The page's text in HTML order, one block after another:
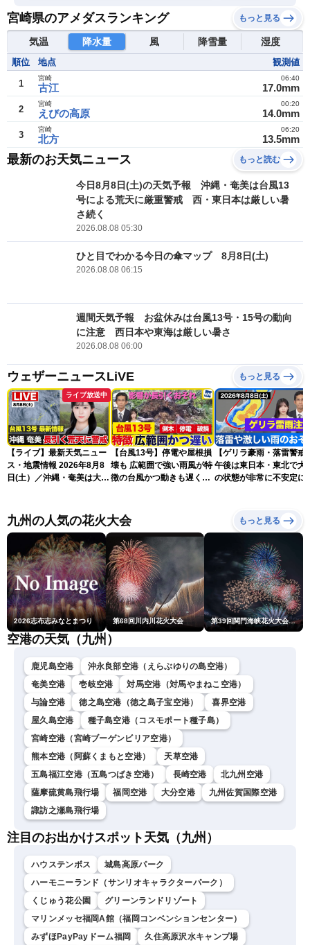
宮崎県のアメダスランキング もっと見る
気温 降水量 風 降雪量 湿度
順位 地点 観測値
1 古江
宮崎
17.0mm
06:40
2 えびの高原
宮崎
14.0mm
00:20
3 北方
宮崎
13.5mm
06:20
最新のお天気ニュース もっと読む
今日8月8日(土)の天気予報 沖縄・奄美は台風13
号による荒天に厳重警戒 西・東日本は厳しい暑
さ続く
2026.08.08 05:30
ひと目でわかる今日の傘マップ 8月8日(土)
2026.08.08 06:15
週間天気予報 お盆休みは台風13号・15号の動向
に注意 西日本や東海は厳しい暑さ
2026.08.08 06:00
ウェザーニュースLiVE もっと見る
ライブ放送中
【ライブ】最新天気ニュー
ス・地震情報 2026年8月8
日(土）／沖縄・奄美は大荒
ュースLiVEコーヒータイ
ム・青原桃香／山口剛央〉
【台風13号】停電や屋根損
壊も 広範囲で強い雨風が特
徴の台風かつ動きも遅く影
【ゲリラ豪雨・落雷警戒
午後は東日本・東北で大
の状態が非常に不安定に
九州の人気の花火大会 もっと見る
2026志布志みなとまつり 第68回川内川花火大会 第39回関門海峡花火大会(門司側)
空港の天気（九州）
鹿児島空港
沖永良部空港（えらぶゆりの島空港）
奄美空港
壱岐空港
対馬空港（対馬やまねこ空港）
与論空港
徳之島空港（徳之島子宝空港）
喜界空港
屋久島空港
種子島空港（コスモポート種子島）
宮崎空港（宮崎ブーゲンビリア空港）
熊本空港（阿蘇くまもと空港）
天草空港
五島福江空港（五島つばき空港）
長崎空港
北九州空港
薩摩硫黄島飛行場
福岡空港 大分空港
九州佐賀国際空港
諏訪之瀬島飛行場
注目のお出かけスポット天気（九州）
ハウステンボス
城島高原パーク
ハーモニーランド（サンリオキャラクターパーク）
くじゅう花公園
グリーンランドリゾート
マリンメッセ福岡A館（福岡コンベンションセンター）
みずほPayPayドーム福岡
久住高原沢水キャンプ場